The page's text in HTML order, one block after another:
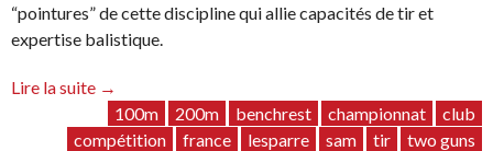
“pointures” de cette discipline qui allie capacités de tir et
expertise balistique.
Lire la suite
“Un
tireur
du
→
100m
200m benchrest championnat
club
compétition
france lesparre sam tir
two guns